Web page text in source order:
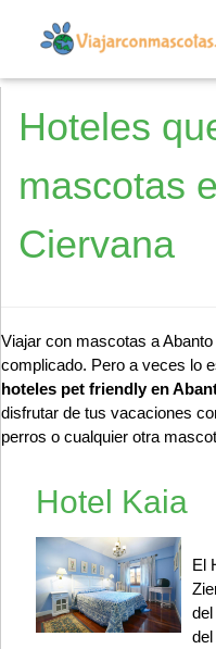
Hoteles
mascotas
Ciervana
Viajar con mascotas a
complicado. Pero a veces lo
hoteles pet friendly en
disfrutar de tus vacaciones
perros o cualquier otra
Hotel Kaia
El